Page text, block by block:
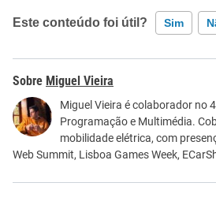
Este conteúdo foi útil? Sim
Este conteúdo contém informação
Este conteúdo não tem a informação
Outro
Miguel Vieira
Miguel Vieira é colaborador no
Programação e Multimédia.
mobilidade elétrica, com
Web Summit, Lisboa Games Week,